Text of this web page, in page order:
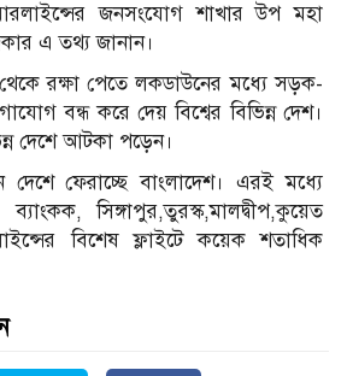
জনসংযোগ শাখার উপ মহা
এ তথ্য জানান।
রক্ষা পেতে লকডাউনের মধ্যে সড়ক-
বন্ধ করে দেয় বিশ্বের বিভিন্ন দেশ।
দেশে আটকা পড়েন।
দেশে ফেরাচ্ছে বাংলাদেশ। এরই মধ্যে
সিঙ্গাপুর,তুরস্ক,মালদ্বীপ,কুয়েত
বিশেষ ফ্লাইটে কয়েক শতাধিক